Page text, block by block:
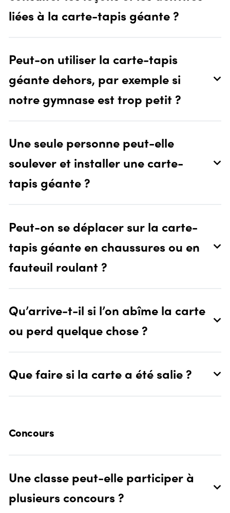
liées à la carte-tapis géante ?
Peut-on utiliser la carte-tapis
géante dehors, par exemple si
notre gymnase est trop petit ?
Une seule personne peut-elle
soulever et installer une carte-
tapis géante ?
Peut-on se déplacer sur la carte-
tapis géante en chaussures ou en
fauteuil roulant ?
Qu’arrive-t-il si l’on abîme la carte
ou perd quelque chose ?
Que faire si la carte a été salie ?
Concours
Une classe peut-elle participer à
plusieurs concours ?